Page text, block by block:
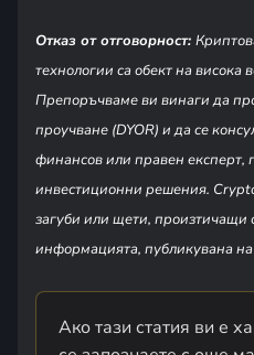
Отказ от отговорност:
технологии са обект на висока
Препоръчваме ви винаги да
проучване (DYOR) и да се
финансов или правен експерт,
инвестиционни решения.
загуби или щети, произтичащи
информацията, публикувана на
Ако тази статия ви е